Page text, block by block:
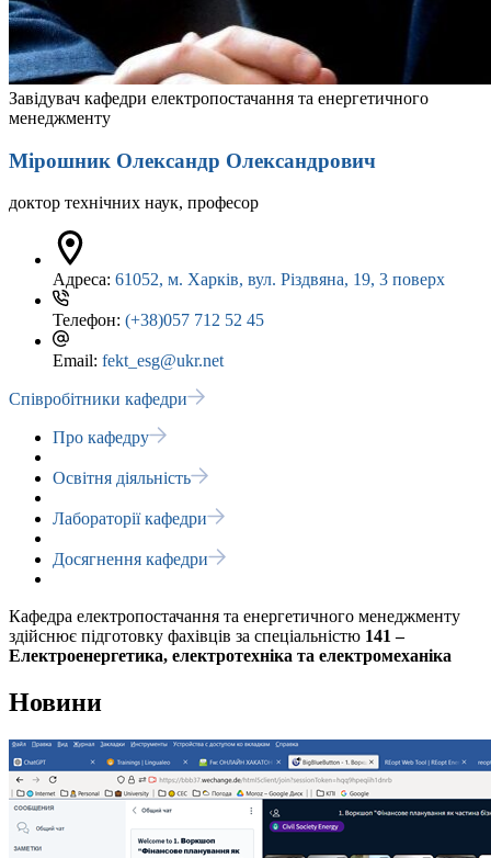
Завідувач кафедри електропостачання та енергетичного
менеджменту
Мірошник Олександр Олександрович
доктор технічних наук, професор
Адреса: 61052, м. Харків, вул. Різдвяна, 19, 3 поверх
Телефон: (+38)057 712 52 45
Email: fekt_esg@ukr.net
Співробітники кафедри
Про кафедру
Освітня діяльність
Лабораторії кафедри
Досягнення кафедри
Кафедра електропостачання та енергетичного менеджменту
здійснює підготовку фахівців за спеціальністю 141 –
Електроенергетика, електротехніка та електромеханіка
Новини